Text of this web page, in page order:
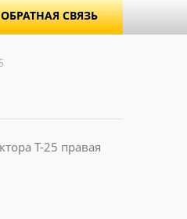
ОБРАТНАЯ СВЯЗЬ
Т-25 правая